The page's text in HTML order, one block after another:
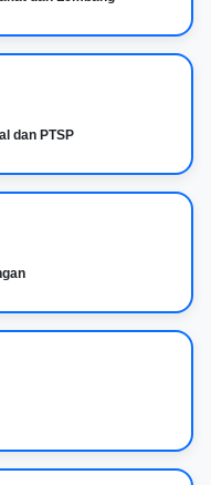
dan PTSP